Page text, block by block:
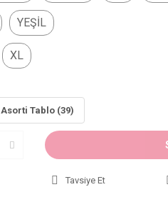
YEŞİL
XL
Asorti Tablo (39)
Tavsiye Et